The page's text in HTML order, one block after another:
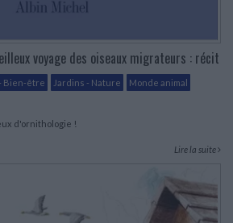
voyage des oiseaux migrateurs : récit
Bien-être Jardins - Nature Monde animal
d'ornithologie !
Lire la suite